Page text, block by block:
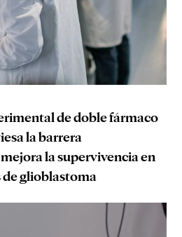
de doble fármaco
la barrera
la supervivencia en
glioblastoma